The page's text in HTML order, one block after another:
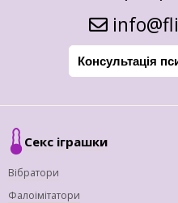
Консультація
Секс іграшки
Вібратори
Фалоімітатори